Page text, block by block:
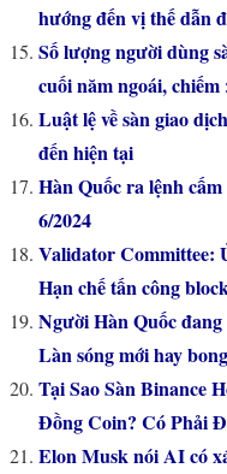
hướng đến vị thế dẫn
Số lượng người dùng
cuối năm ngoái,
Luật lệ về sàn giao
đến hiện tại
Hàn Quốc ra lệnh
6/2024
Validator Committee:
Hạn chế tấn công
Người Hàn Quốc
Làn sóng mới hay
Tại Sao Sàn Binance
Đồng Coin? Có Phải
Elon Musk nói AI có